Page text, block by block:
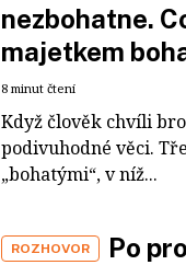
nezbohatne.
majetkem
8 minut čtení
Když člověk chvíli
podivuhodné věci.
„bohatými“, v níž...
ROZHOVOR
Po